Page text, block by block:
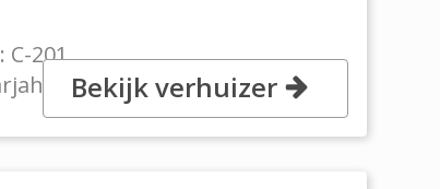
C-201,
Bekijk verhuizer